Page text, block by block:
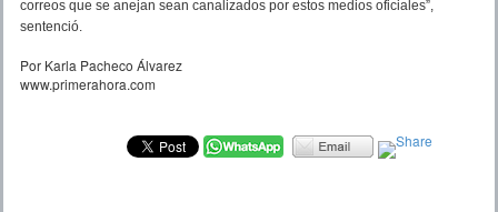
correos que se anejan sean canalizados por estos medios oficiales”,
sentenció.
Por Karla Pacheco Álvarez
www.primerahora.com